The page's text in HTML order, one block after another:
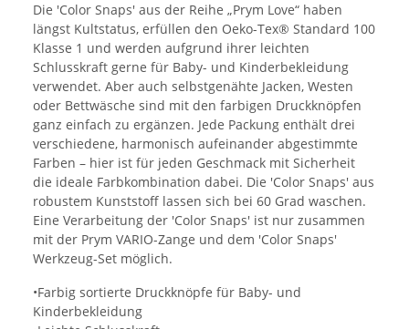
Die 'Color Snaps' aus der Reihe „Prym Love“ haben
längst Kultstatus, erfüllen den Oeko-Tex® Standard 100
Klasse 1 und werden aufgrund ihrer leichten
Schlusskraft gerne für Baby- und Kinderbekleidung
verwendet. Aber auch selbstgenähte Jacken, Westen
oder Bettwäsche sind mit den farbigen Druckknöpfen
ganz einfach zu ergänzen. Jede Packung enthält drei
verschiedene, harmonisch aufeinander abgestimmte
Farben – hier ist für jeden Geschmack mit Sicherheit
die ideale Farbkombination dabei. Die 'Color Snaps' aus
robustem Kunststoff lassen sich bei 60 Grad waschen.
Eine Verarbeitung der 'Color Snaps' ist nur zusammen
mit der Prym VARIO-Zange und dem 'Color Snaps'
Werkzeug-Set möglich.
•Farbig sortierte Druckknöpfe für Baby- und
Kinderbekleidung